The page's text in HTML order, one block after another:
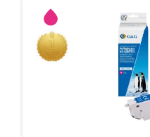
T2614
(26XL)
-
C13T26344012
C13T26144012